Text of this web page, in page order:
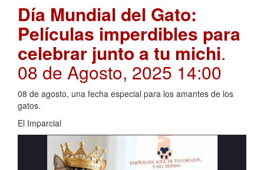
Día Mundial del Gato:
Películas imperdibles para
celebrar junto a tu michi.
08 de Agosto, 2025 14:00
08 de agosto, una fecha especial para los amantes de los
gatos.
El Imparcial